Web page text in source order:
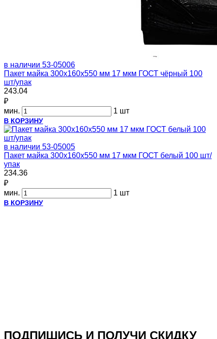
в наличии 53-05006
Пакет майка 300х160х550 мм 17 мкм ГОСТ чёрный 100
шт/упак
243.04
₽
мин.
1 шт
В КОРЗИНУ
в наличии 53-05005
Пакет майка 300х160х550 мм 17 мкм ГОСТ белый 100 шт/
упак
234.36
₽
мин.
1 шт
В КОРЗИНУ
ПОДПИШИСЬ И ПОЛУЧИ СКИДКУ